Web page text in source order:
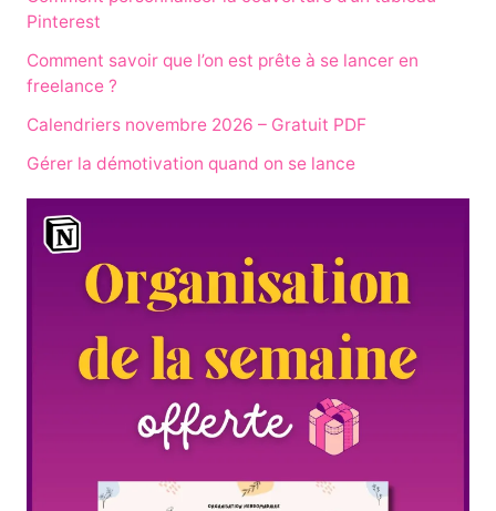
Pinterest
Comment savoir que l’on est prête à se lancer en
freelance ?
Calendriers novembre 2026 – Gratuit PDF
Gérer la démotivation quand on se lance